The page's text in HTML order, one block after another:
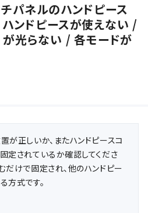
チパネルのハンドピース
ンドピースが使えない /
光らない / 各モードが
が正しいか、またハンドピースコ
定されているか確認してくださ
だけで固定され、他のハンドピー
方式です。